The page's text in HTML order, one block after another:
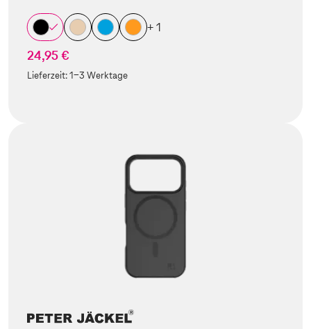
+ 1
24,95 €
Lieferzeit:1-3 Werktage